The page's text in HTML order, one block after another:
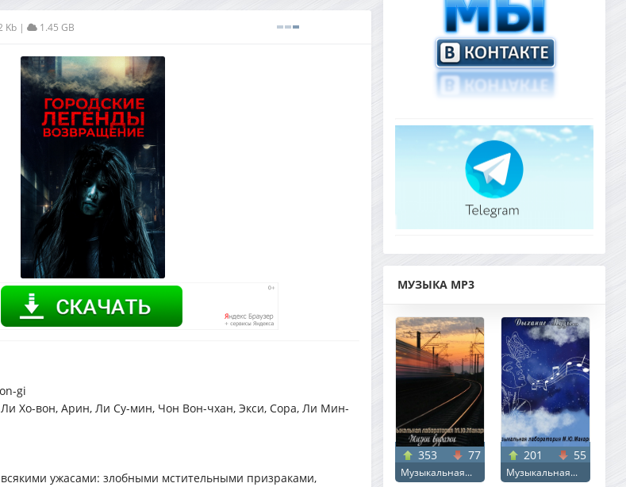
Kb| 1.45 GB
gi
Хо-вон, Арин, Ли Су-мин, Чон Вон-чхан, Экси, Сора, Ли Мин-
ужасами: злобными мстительными призраками,
МУЗЫКА MP3
353 77
Музыкальная...
201 55
Музыкальная...